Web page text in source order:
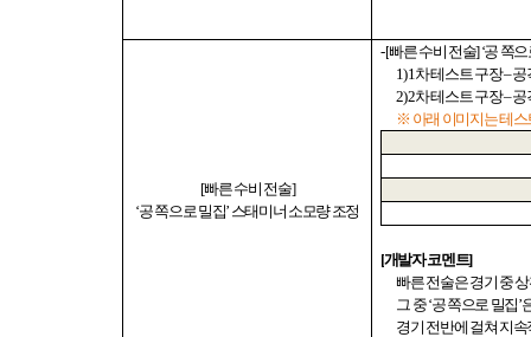
[빠른 수비 전술]
‘공 쪽으로 밀집’ 스태미너 소모량 조정
- [빠른 수비 전술] ‘공 쪽으
1) 1차 테스트 구장–공
2) 2차 테스트 구장–공
※ 아래 이미지는 테스
[개발자 코멘트]
빠른 전술은 경기 중
그 중‘공 쪽으로 밀집’
경기 전반에 걸쳐 지